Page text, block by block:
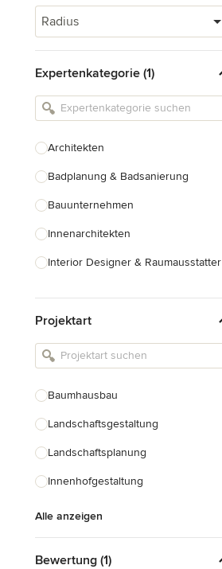
Radius
Expertenkategorie (1)
Architekten
Badplanung & Badsanierung
Bauunternehmen
Innenarchitekten
Interior Designer & Raumausstatter
Landschaftsarchitekten
Armaturen & Sanitärbedarf
Projektart
Baumhausbau
Landschaftsgestaltung
Landschaftsplanung
Innenhofgestaltung
Alle anzeigen
Bewertung (1)